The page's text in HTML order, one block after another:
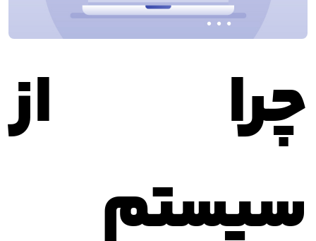
چرا از
سیستم